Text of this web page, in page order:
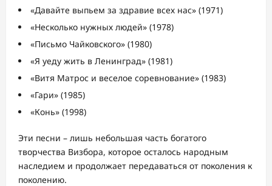
«Давайте выпьем за здравие всех нас» (1971)
«Несколько нужных людей» (1978)
«Письмо Чайковского» (1980)
«Я уеду жить в Ленинград» (1981)
«Витя Матрос и веселое соревнование» (1983)
«Гари» (1985)
«Конь» (1998)
Эти песни – лишь небольшая часть богатого
творчества Визбора, которое осталось народным
наследием и продолжает передаваться от поколения к
поколению.